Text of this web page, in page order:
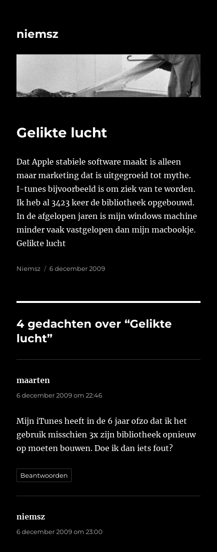
niemsz
Gelikte lucht
Dat Apple stabiele software maakt is alleen
maar marketing dat is uitgegroeid tot mythe.
I-tunes bijvoorbeeld is om ziek van te worden.
Ik heb al 3423 keer de bibliotheek opgebouwd.
In de afgelopen jaren is mijn windows machine
minder vaak vastgelopen dan mijn macbookje.
Gelikte lucht
Auteur
Niemsz
Geplaatst
6 december 2009
4 gedachten over “Gelikte
lucht”
maarten
6 december 2009 om 22:46
Mijn iTunes heeft in de 6 jaar ofzo dat ik het
gebruik misschien 3x zijn bibliotheek opnieuw
op moeten bouwen. Doe ik dan iets fout?
Beantwoorden
niemsz
6 december 2009 om 23:00